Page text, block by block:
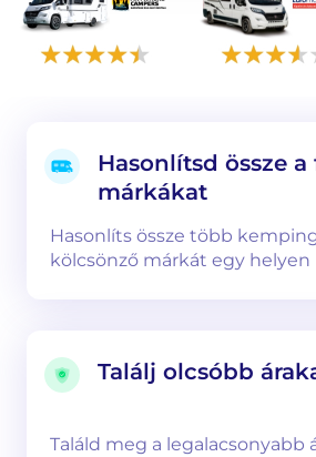
Hasonlítsd össze a
márkákat
Hasonlíts össze több
kölcsönző márkát egy helyen
Találj olcsóbb
Találd meg a legalacsonyabb